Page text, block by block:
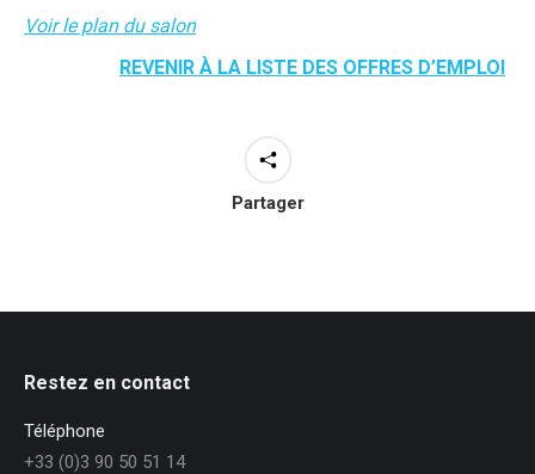
Voir le plan du salon
REVENIR À LA LISTE DES OFFRES D’EMPLOI
Partager
Restez en contact
Téléphone
+33 (0)3 90 50 51 14